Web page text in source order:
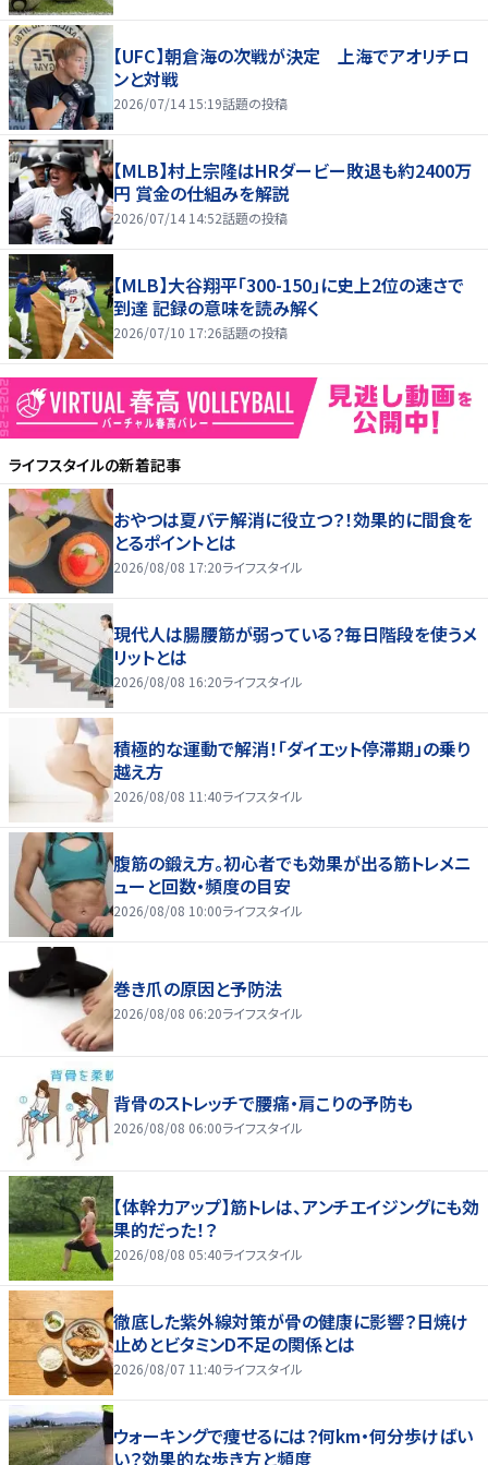
【UFC】朝倉海の次戦が決定 上海でアオリチロ
ンと対戦
2026/07/14 15:19話題の投稿
【MLB】村上宗隆はHRダービー敗退も約2400万
円 賞金の仕組みを解説
2026/07/14 14:52話題の投稿
【MLB】大谷翔平「300-150」に史上2位の速さで
到達 記録の意味を読み解く
2026/07/10 17:26話題の投稿
ライフスタイルの新着記事
おやつは夏バテ解消に役立つ？！効果的に間食を
とるポイントとは
2026/08/08 17:20ライフスタイル
現代人は腸腰筋が弱っている？毎日階段を使うメ
リットとは
2026/08/08 16:20ライフスタイル
積極的な運動で解消！「ダイエット停滞期」の乗り
越え方
2026/08/08 11:40ライフスタイル
腹筋の鍛え方。初心者でも効果が出る筋トレメニ
ューと回数・頻度の目安
2026/08/08 10:00ライフスタイル
巻き爪の原因と予防法
2026/08/08 06:20ライフスタイル
背骨のストレッチで腰痛・肩こりの予防も
2026/08/08 06:00ライフスタイル
【体幹力アップ】筋トレは、アンチエイジングにも効
果的だった！？
2026/08/08 05:40ライフスタイル
徹底した紫外線対策が骨の健康に影響？日焼け
止めとビタミンD不足の関係とは
2026/08/07 11:40ライフスタイル
ウォーキングで痩せるには？何km・何分歩けばい
い？効果的な歩き方と頻度